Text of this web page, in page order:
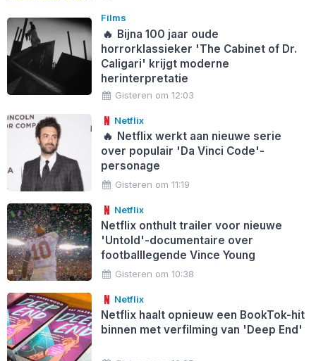
Films
🔥 Bijna 100 jaar oude
horrorklassieker 'The Cabinet of Dr.
Caligari' krijgt moderne
herinterpretatie
Gisteren om 12:03
Netflix
🔥 Netflix werkt aan nieuwe serie
over populair 'Da Vinci Code'-
personage
Gisteren om 11:19
Netflix
Netflix onthult trailer voor nieuwe
'Untold'-documentaire over
footballlegende Vince Young
Gisteren om 10:38
Netflix
Netflix haalt opnieuw een BookTok-hit
binnen met verfilming van 'Deep End'